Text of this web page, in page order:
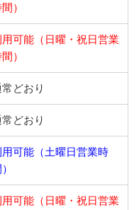
）
可能（日曜・祝日営業
）
どおり
どおり
可能（土曜日営業時
可能（日曜・祝日営業